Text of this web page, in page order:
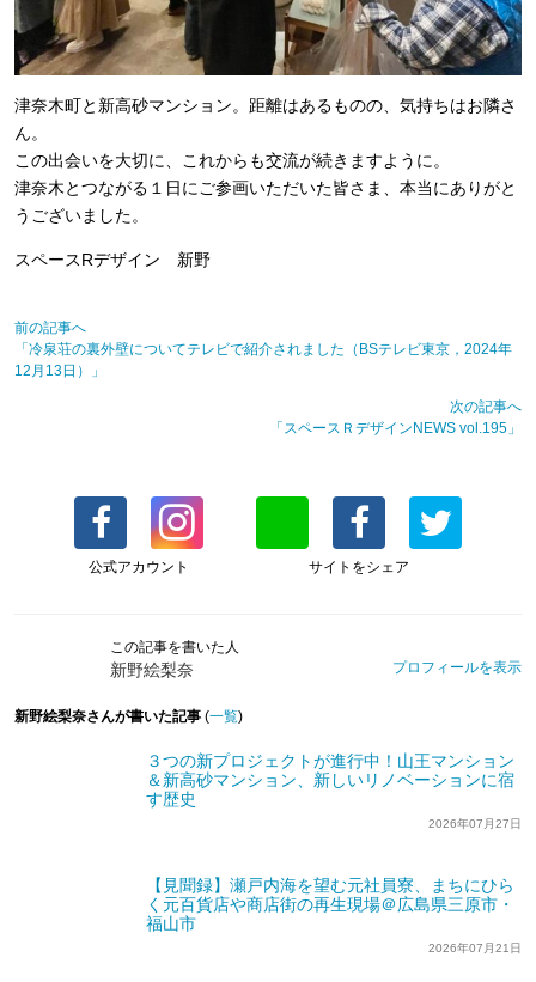
津奈木町と新高砂マンション。距離はあるものの、気持ちはお隣さ
ん。
この出会いを大切に、これからも交流が続きますように。
津奈木とつながる１日にご参画いただいた皆さま、本当にありがと
うございました。
スペースRデザイン 新野
前の記事へ
「冷泉荘の裏外壁についてテレビで紹介されました（BSテレビ東京，2024年
12月13日）」
次の記事へ
「スペースＲデザインNEWS vol.195」
公式アカウント サイトをシェア
この記事を書いた人
新野絵梨奈 プロフィールを表示
新野絵梨奈さんが書いた記事 (一覧)
３つの新プロジェクトが進行中！山王マンション
＆新高砂マンション、新しいリノベーションに宿
す歴史
2026年07月27日
【見聞録】瀬戸内海を望む元社員寮、まちにひら
く元百貨店や商店街の再生現場＠広島県三原市・
福山市
2026年07月21日